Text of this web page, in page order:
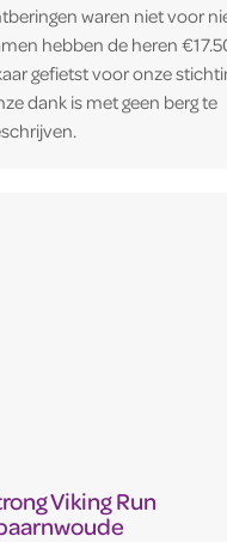
waren niet voor
hebben de heren
gefietst voor onze
dank is met geen berg te
Viking Run